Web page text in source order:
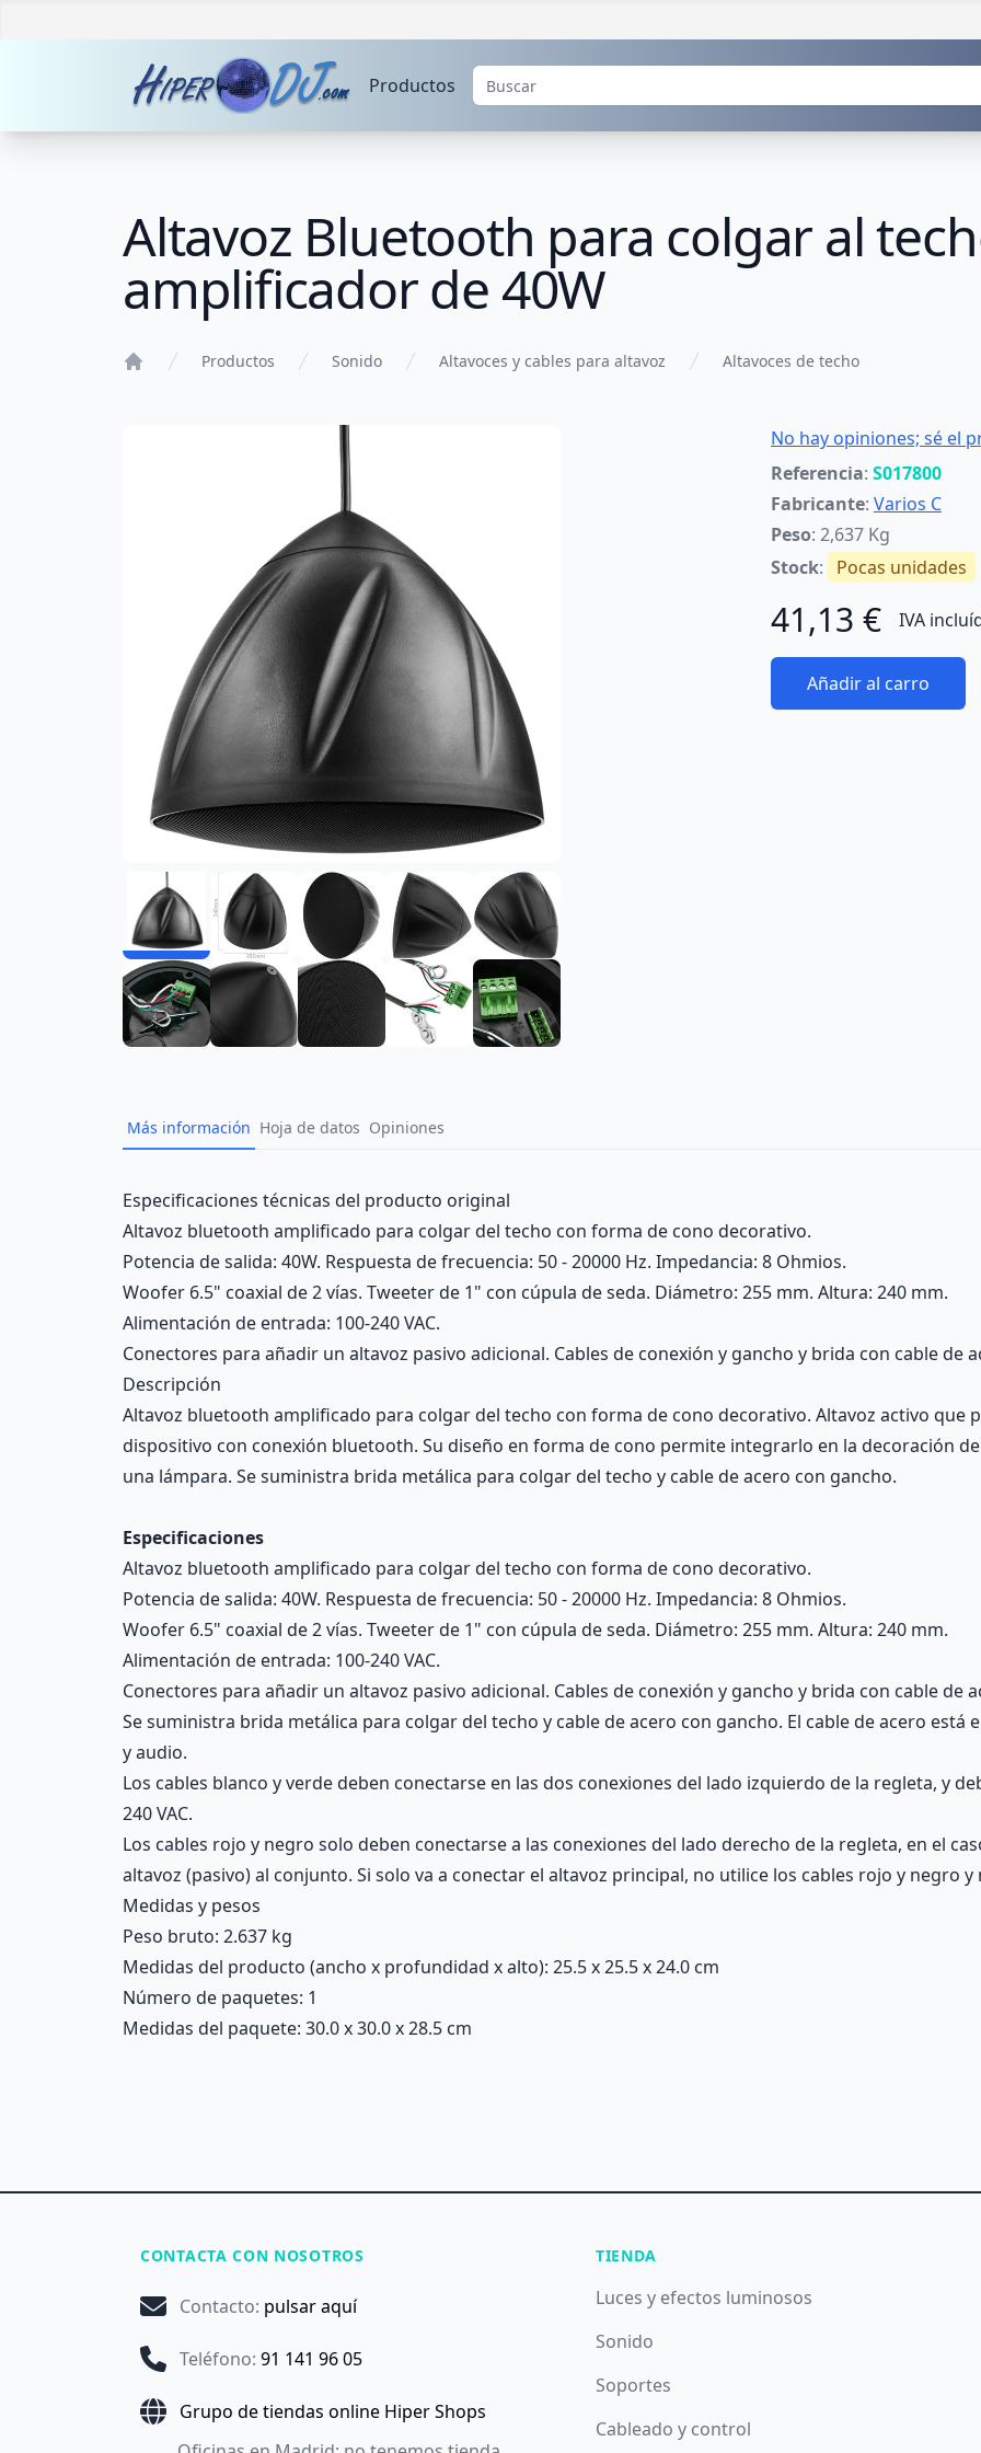
Productos
Altavoz Bluetooth para colgar al
amplificador de 40W
Productos Sonido Altavoces y cables para altavoz Altavoces de techo
No hay opiniones; sé el
Referencia: S017800
Fabricante: Varios C
Peso: 2,637 Kg
Stock: Pocas unidades
41,13 € IVA
Añadir al carro
Más información Hoja de datos Opiniones
Description
Especificaciones técnicas del producto original
Altavoz bluetooth amplificado para colgar del techo con forma de cono decorativo.
Potencia de salida: 40W. Respuesta de frecuencia: 50 - 20000 Hz. Impedancia: 8 Ohmios.
Woofer 6.5" coaxial de 2 vías. Tweeter de 1" con cúpula de seda. Diámetro: 255 mm. Altura: 240 mm.
Alimentación de entrada: 100-240 VAC.
Conectores para añadir un altavoz pasivo adicional. Cables de conexión y gancho y brida con cable de
Descripción
Altavoz bluetooth amplificado para colgar del techo con forma de cono decorativo. Altavoz activo que
dispositivo con conexión bluetooth. Su diseño en forma de cono permite integrarlo en la decoración
una lámpara. Se suministra brida metálica para colgar del techo y cable de acero con gancho.
Especificaciones
Altavoz bluetooth amplificado para colgar del techo con forma de cono decorativo.
Potencia de salida: 40W. Respuesta de frecuencia: 50 - 20000 Hz. Impedancia: 8 Ohmios.
Woofer 6.5" coaxial de 2 vías. Tweeter de 1" con cúpula de seda. Diámetro: 255 mm. Altura: 240 mm.
Alimentación de entrada: 100-240 VAC.
Conectores para añadir un altavoz pasivo adicional. Cables de conexión y gancho y brida con cable de
Se suministra brida metálica para colgar del techo y cable de acero con gancho. El cable de acero
y audio.
Los cables blanco y verde deben conectarse en las dos conexiones del lado izquierdo de la regleta, y
240 VAC.
Los cables rojo y negro solo deben conectarse a las conexiones del lado derecho de la regleta, en el
altavoz (pasivo) al conjunto. Si solo va a conectar el altavoz principal, no utilice los cables rojo y negro
Medidas y pesos
Peso bruto: 2.637 kg
Medidas del producto (ancho x profundidad x alto): 25.5 x 25.5 x 24.0 cm
Número de paquetes: 1
Medidas del paquete: 30.0 x 30.0 x 28.5 cm
CONTACTA CON NOSOTROS
Contacto: pulsar aquí
Teléfono: 91 141 96 05
Grupo de tiendas online Hiper Shops
TIENDA
Luces y efectos luminosos
Sonido
Soportes
Cableado y control